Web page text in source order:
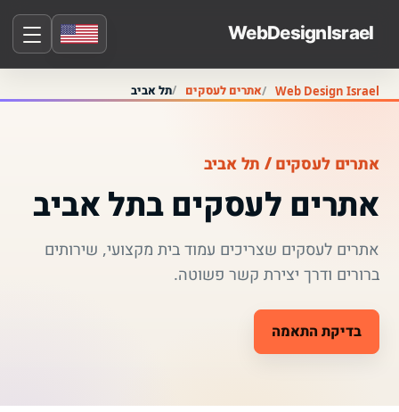
Web Design Israel אתרים לעסקים תל אביב
אתרים לעסקים / תל אביב
אתרים לעסקים בתל אביב
אתרים לעסקים שצריכים עמוד בית מקצועי, שירותים
ברורים ודרך יצירת קשר פשוטה.
בדיקת התאמה